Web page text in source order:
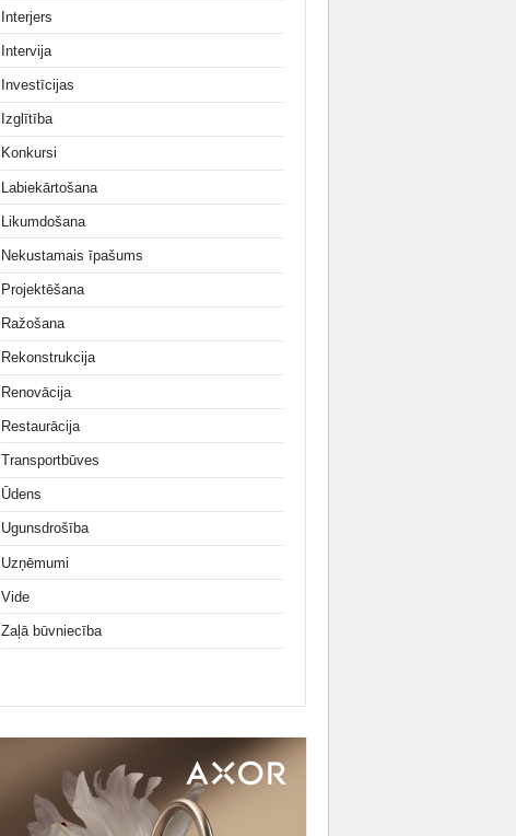
Interjers
Intervija
Investīcijas
Izglītība
Konkursi
Labiekārtošana
Likumdošana
Nekustamais īpašums
Projektēšana
Ražošana
Rekonstrukcija
Renovācija
Restaurācija
Transportbūves
Ūdens
Ugunsdrošība
Uzņēmumi
Vide
Zaļā būvniecība